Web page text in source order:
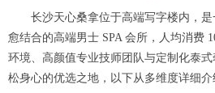
长沙天心桑拿位于高端写字楼内，是
愈结合的高端男士 SPA 会所，人均消费
环境、高颜值专业技师团队与定制化泰
松身心的优选之地，以下从多维度详细介